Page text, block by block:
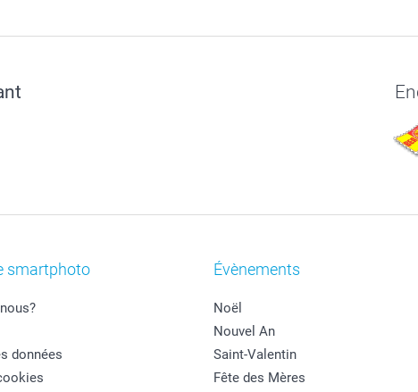
smartphoto
données
Évènements
Noël
Nouvel An
Saint-Valentin
Fête des Mères